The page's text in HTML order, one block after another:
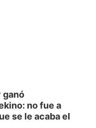
ganó
no fue a
se le acaba el